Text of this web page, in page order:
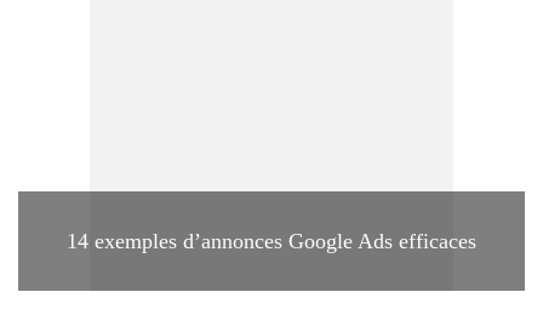
14 exemples d’annonces Google Ads efficaces